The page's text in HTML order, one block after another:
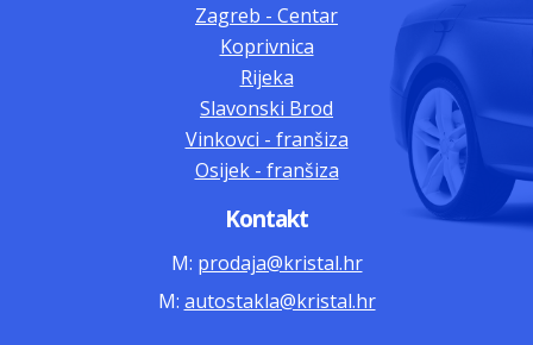
Zagreb - Centar
Koprivnica
Rijeka
Slavonski Brod
Vinkovci - franšiza
Osijek - franšiza
Kontakt
M: prodaja@kristal.hr
M: autostakla@kristal.hr